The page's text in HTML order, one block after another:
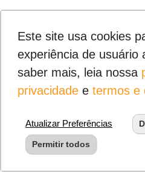
Este site usa cookies
experiência de usuário
saber mais, leia nossa
privacidadee termos e
Atualizar Preferências
Permitir todos